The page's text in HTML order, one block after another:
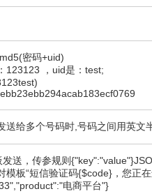
密码+uid)
123123 ，uid是：test;
送给多个号码时,号码之间用英
送，传参规则
模板“短信验证码{$code}，您正
电商平台"}